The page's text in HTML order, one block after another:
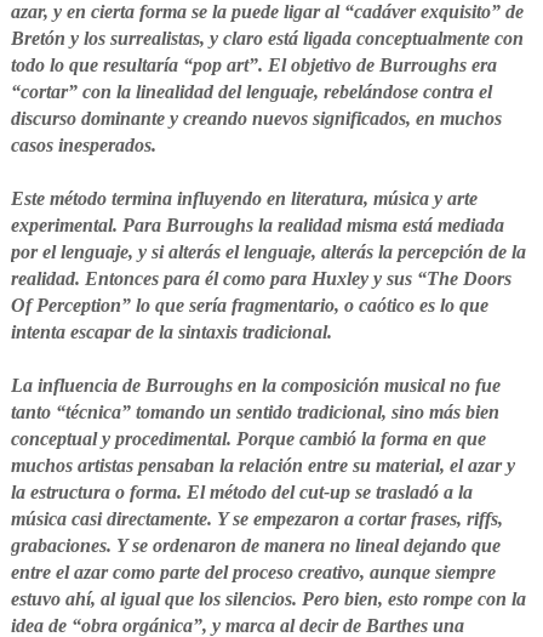
azar, y en cierta forma se la puede ligar al “cadáver exquisito” de
Bretón y los surrealistas, y claro está ligada conceptualmente con
todo lo que resultaría “pop art”. El objetivo de Burroughs era
“cortar” con la linealidad del lenguaje, rebelándose contra el
discurso dominante y creando nuevos significados, en muchos
casos inesperados.
Este método termina influyendo en literatura, música y arte
experimental. Para Burroughs la realidad misma está mediada
por el lenguaje, y si alterás el lenguaje, alterás la percepción de la
realidad. Entonces para él como para Huxley y sus “The Doors
Of Perception” lo que sería fragmentario, o caótico es lo que
intenta escapar de la sintaxis tradicional.
La influencia de Burroughs en la composición musical no fue
tanto “técnica” tomando un sentido tradicional, sino más bien
conceptual y procedimental. Porque cambió la forma en que
muchos artistas pensaban la relación entre su material, el azar y
la estructura o forma. El método del cut-up se trasladó a la
música casi directamente. Y se empezaron a cortar frases, riffs,
grabaciones. Y se ordenaron de manera no lineal dejando que
entre el azar como parte del proceso creativo, aunque siempre
estuvo ahí, al igual que los silencios. Pero bien, esto rompe con la
idea de “obra orgánica”, y marca al decir de Barthes una